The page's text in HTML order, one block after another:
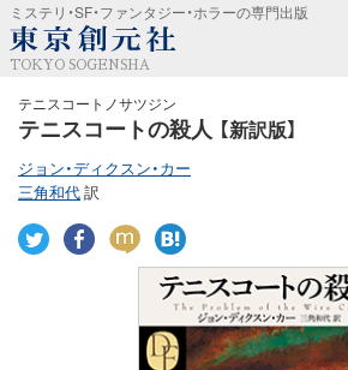
ミステリ・SF・ファンタジー・ホラーの専門出版
TOKYO SOGENSHA
テニスコートノサツジン
テニスコートの殺人 【新訳版】
ジョン・ディクスン・カー
三角和代訳